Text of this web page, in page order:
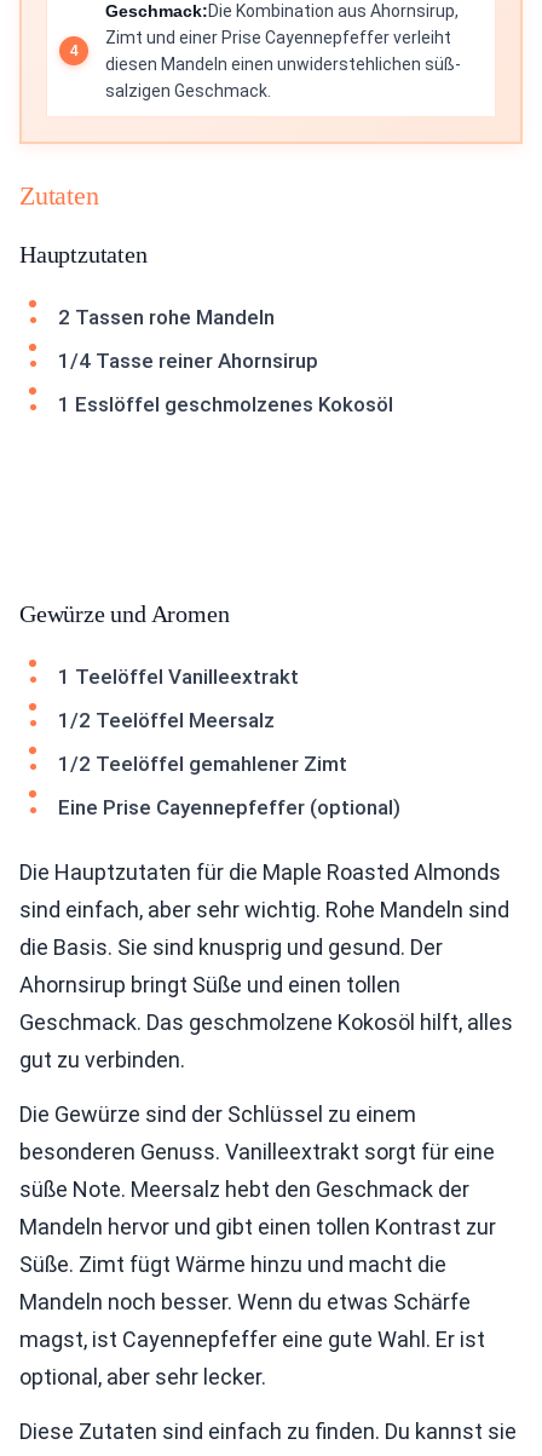
Geschmack:Die Kombination aus Ahornsirup,
Zimt und einer Prise Cayennepfeffer verleiht
diesen Mandeln einen unwiderstehlichen süß-
salzigen Geschmack.
Zutaten
Hauptzutaten
2 Tassen rohe Mandeln
1/4 Tasse reiner Ahornsirup
1 Esslöffel geschmolzenes Kokosöl
Gewürze und Aromen
1 Teelöffel Vanilleextrakt
1/2 Teelöffel Meersalz
1/2 Teelöffel gemahlener Zimt
Eine Prise Cayennepfeffer (optional)
Die Hauptzutaten für die Maple Roasted Almonds
sind einfach, aber sehr wichtig. Rohe Mandeln sind
die Basis. Sie sind knusprig und gesund. Der
Ahornsirup bringt Süße und einen tollen
Geschmack. Das geschmolzene Kokosöl hilft, alles
gut zu verbinden.
Die Gewürze sind der Schlüssel zu einem
besonderen Genuss. Vanilleextrakt sorgt für eine
süße Note. Meersalz hebt den Geschmack der
Mandeln hervor und gibt einen tollen Kontrast zur
Süße. Zimt fügt Wärme hinzu und macht die
Mandeln noch besser. Wenn du etwas Schärfe
magst, ist Cayennepfeffer eine gute Wahl. Er ist
optional, aber sehr lecker.
Diese Zutaten sind einfach zu finden. Du kannst sie